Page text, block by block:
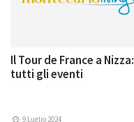
Il Tour de France a Nizza:
tutti gli eventi
9 Luglio 2024